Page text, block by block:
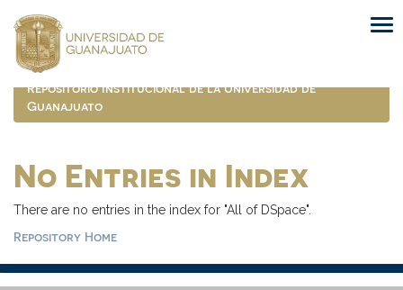
navigation
Repositorio Institucional de la Universidad de
Guanajuato
No Entries in Index
There are no entries in the index for "All of DSpace".
Repository Home